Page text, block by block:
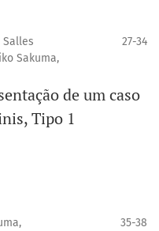
Salles
Sakuma,
27-34
de um caso
Tipo 1
35-38